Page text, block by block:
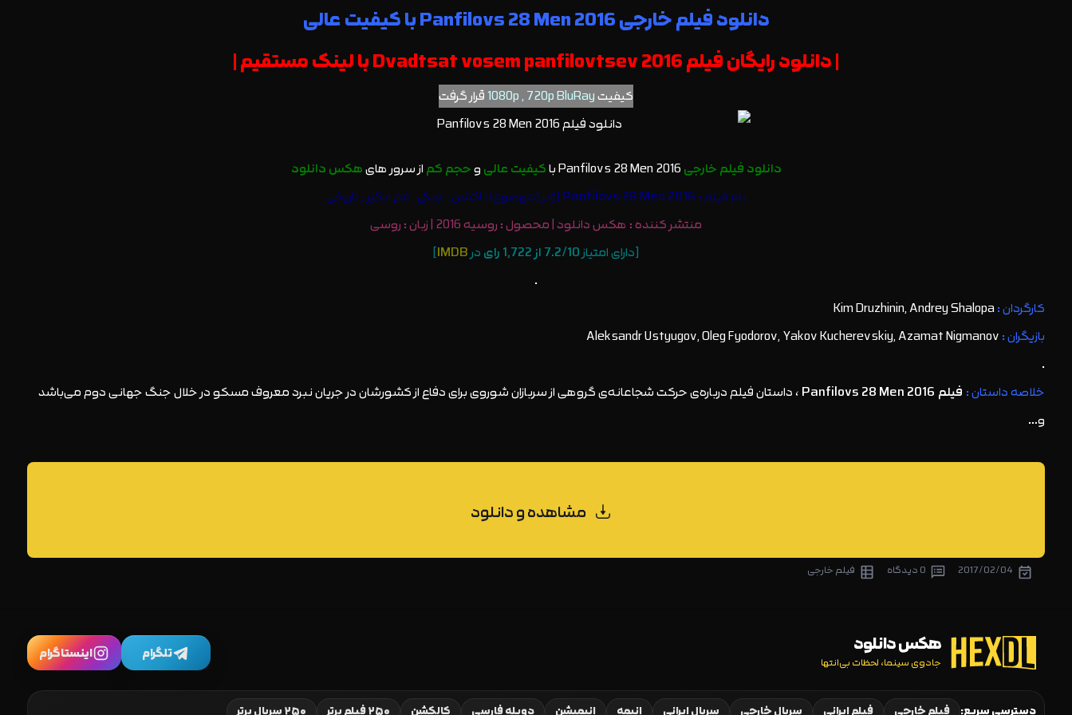
دانلود فیلم خارجی Panfilovs 28 Men 2016 با کیفیت عالی
| دانلود رایگان فیلم Dvadtsat vosem panfilovtsev 2016 با لینک مستقیم |
کیفیت1080p , 720p BluRayقرار گرفت
دانلود فیلم خارجی کیفیت عالیوحجم کماز سرور هایهکس دانلود
نام فیلم : Panfilovs 28 Men 2016| ژانر (موضوع) : اكشن , جنگی , غم انگیز , تاریخی
منتشر کننده : هکس دانلود| محصول : روسیه 2016 | زبان : روسی
[دارای امتیاز7.2/10 از ‎‎1,722 رای درIMDB
]
.
کارگردان :
بازیگران :
.
خلاصه داستان : فیلم Panfilovs 28 Men 2016
، داستان فیلم درباره‌ی حرکت شجاعانه‌ی گروهی از سربازان شوروی برای دفاع از کشورشان در جریان نبرد معروف مسکو در خلال جنگ جهانی دوم می‌باشد
و…
مشاهده و دانلود
2017/02/04 0 دیدگاه فیلم خارجی
هکس دانلود
جادوی سینما، لحظات بی‌انتها تلگرام اینستاگرام
دسترسی سریع: فیلم خارجی فیلم ایرانی سریال خارجی سریال ایرانی انیمه انیمیشن دوبله فارسی کالکشن ۲۵۰ فیلم برتر ۲۵۰ سریال برتر